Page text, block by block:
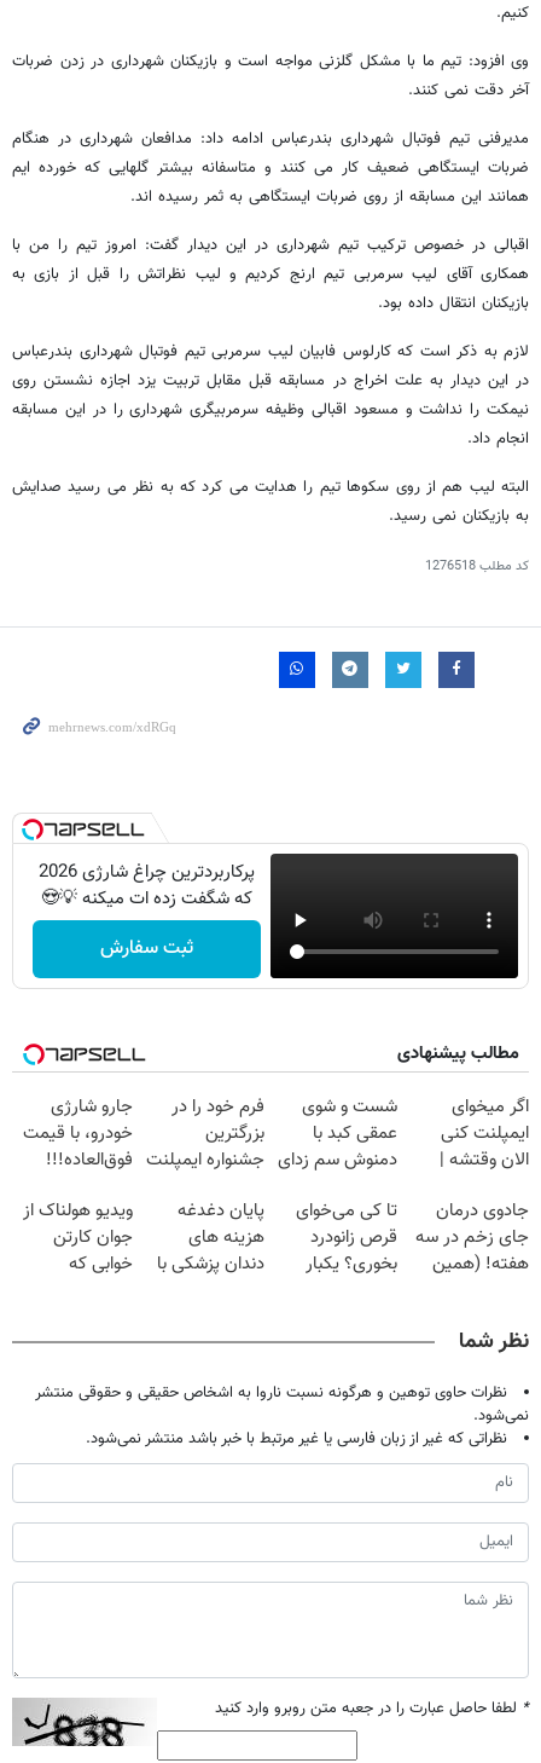
کنیم.
وی افزود: تیم ما با مشکل گلزنی مواجه است و بازیکنان شهرداری در زدن ضربات
آخر دقت نمی کنند.
مدیرفنی تیم فوتبال شهرداری بندرعباس ادامه داد: مدافعان شهرداری در هنگام
ضربات ایستگاهی ضعیف کار می کنند و متاسفانه بیشتر گلهایی که خورده ایم
همانند این مسابقه از روی ضربات ایستگاهی به ثمر رسیده اند.
اقبالی در خصوص ترکیب تیم شهرداری در این دیدار گفت: امروز تیم را من با
همکاری آقای لیب سرمربی تیم ارنج کردیم و لیب نظراتش را قبل از بازی به
بازیکنان انتقال داده بود.
لازم به ذکر است که کارلوس فابیان لیب سرمربی تیم فوتبال شهرداری بندرعباس
در این دیدار به علت اخراج در مسابقه قبل مقابل تربیت یزد اجازه نشستن روی
نیمکت را نداشت و مسعود اقبالی وظیفه سرمربیگری شهرداری را در این مسابقه
انجام داد.
البته لیب هم از روی سکوها تیم را هدایت می کرد که به نظر می رسید صدایش
به بازیکنان نمی رسید.
کد مطلب1276518
پرکاربردترین چراغ شارژی 2026
که شگفت زده ات میکنه 💡😍
ثبت سفارش
مطالب پیشنهادی
اگر میخوای
ایمپلنت کنی
الان وقتشه |
میلیون تومان!!!
شست و شوی
عمقی کبد با
دمنوش سم زدای
فرم خود را در
بزرگترین
جشنواره ایمپلنت
فقط ۲۵ میلیون
جارو شارژی
خودرو، با قیمت
فوق‌العاده!!!
جادوی درمان
جای زخم در سه
هفته! (همین
تا کی می‌خوای
قرص زانودرد
بخوری؟ یکبار
پایان دغدغه
هزینه های
دندان پزشکی با
ویدیو هولناک از
جوان کارتن
خوابی که
نظر شما
نظرات حاوی توهین و هرگونه نسبت ناروا به اشخاص حقیقی و حقوقی منتشر
نمی‌شود.
نظراتی که غیر از زبان فارسی یا غیر مرتبط با خبر باشد منتشر نمی‌شود.
* لطفا حاصل عبارت را در جعبه متن روبرو وارد کنید